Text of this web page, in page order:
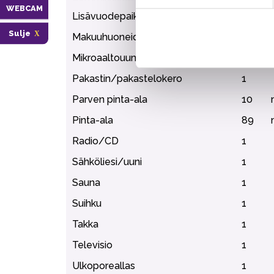
WEBCAM
Sulje
Lisävuodepaikat
Makuuhuoneiden lukumäärä
Mikroaaltouuni
Pakastin/pakastelokero
1
Parven pinta-ala
10
Pinta-ala
89
Radio/CD
1
Sähköliesi/uuni
1
Sauna
1
Suihku
1
Takka
1
Televisio
1
Ulkoporeallas
1